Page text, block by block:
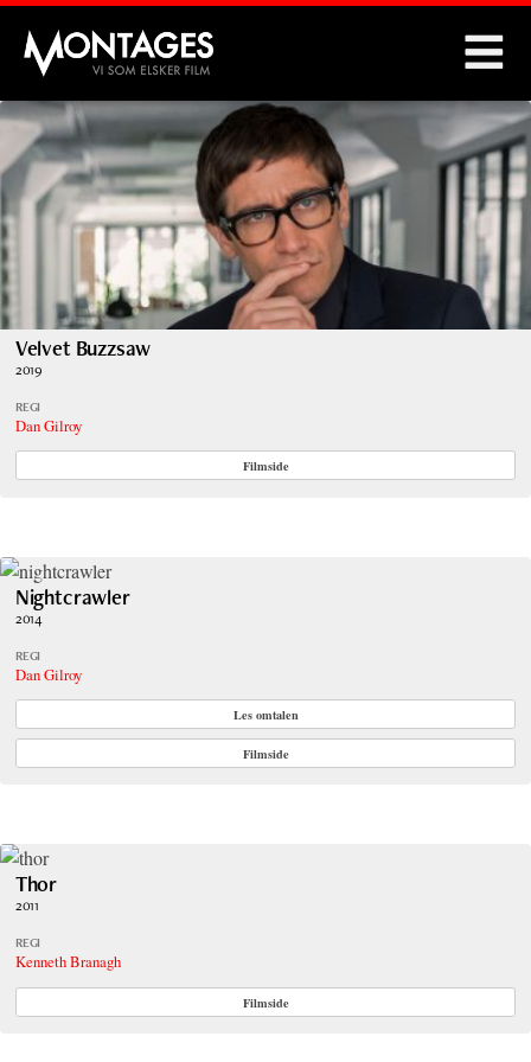
Montages
Velvet Buzzsaw
2019
REGI
Dan Gilroy
Filmside
Nightcrawler
2014
REGI
Dan Gilroy
Les omtalen
Filmside
Thor
2011
REGI
Kenneth Branagh
Filmside